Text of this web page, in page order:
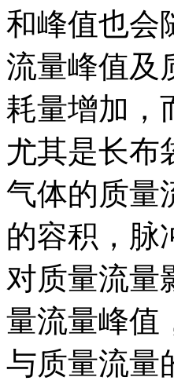
和峰值也会
流量峰值及
耗量增加，
尤其是长布
气体的质量
的容积，脉
对质量流量
量流量峰值
与质量流量